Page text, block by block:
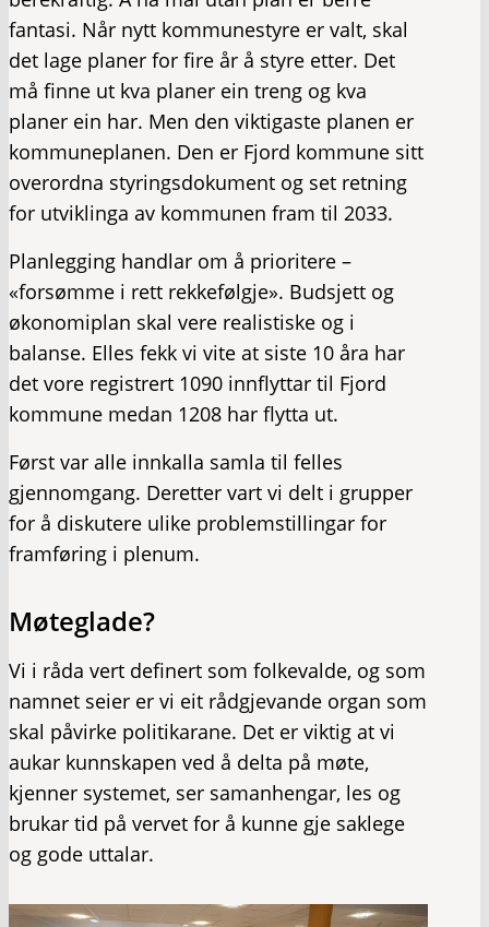
fantasi. Når nytt kommunestyre er valt, skal
det lage planer for fire år å styre etter. Det
må finne ut kva planer ein treng og kva
planer ein har. Men den viktigaste planen er
kommuneplanen. Den er Fjord kommune sitt
overordna styringsdokument og set retning
for utviklinga av kommunen fram til 2033.
Planlegging handlar om å prioritere –
«forsømme i rett rekkefølgje». Budsjett og
økonomiplan skal vere realistiske og i
balanse. Elles fekk vi vite at siste 10 åra har
det vore registrert 1090 innflyttar til Fjord
kommune medan 1208 har flytta ut.
Først var alle innkalla samla til felles
gjennomgang. Deretter vart vi delt i grupper
for å diskutere ulike problemstillingar for
framføring i plenum.
Møteglade?
Vi i råda vert definert som folkevalde, og som
namnet seier er vi eit rådgjevande organ som
skal påvirke politikarane. Det er viktig at vi
aukar kunnskapen ved å delta på møte,
kjenner systemet, ser samanhengar, les og
brukar tid på vervet for å kunne gje saklege
og gode uttalar.